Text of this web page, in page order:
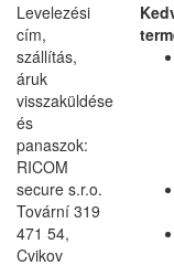
Levelezési
cím,
szállítás,
áruk
visszaküldése
és
panaszok:
RICOM
secure s.r.o.
Tovární 319
471 54,
Cvikov